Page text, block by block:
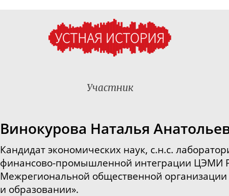
Участник
Винокурова Наталья
Кандидат экономических наук, с.н.с.
финансово-промышленной интеграции ЦЭМИ
Межрегиональной общественной
и образовании».